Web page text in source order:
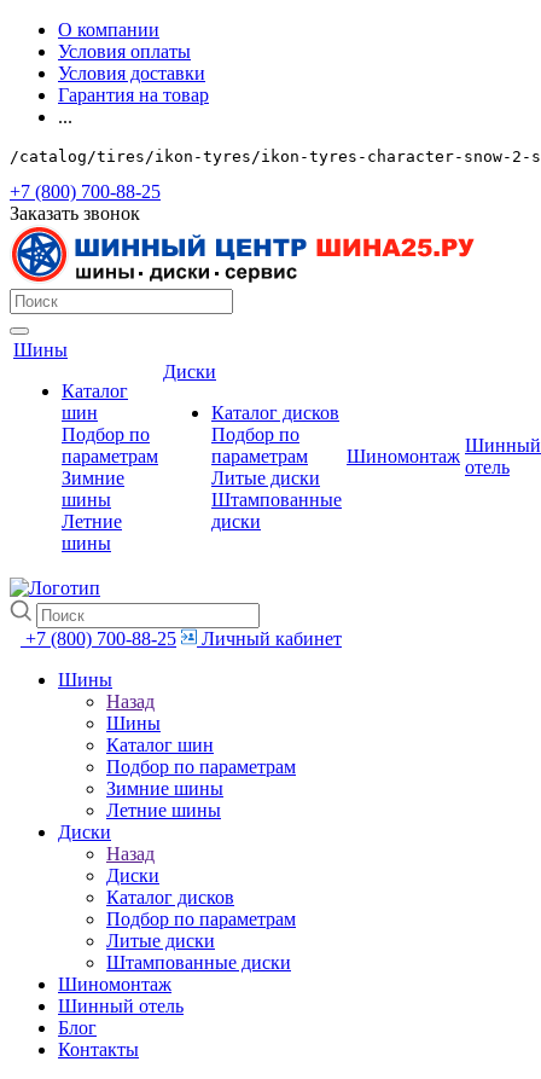
О компании
Условия оплаты
Условия доставки
Гарантия на товар
...
/catalog/tires/ikon-tyres/ikon-tyres-character-snow-2-
+7 (800) 700-88-25
Заказать звонок
Шины
Каталог
шин
Подбор по
параметрам
Зимние
шины
Летние
шины
Диски
Каталог дисков
Подбор по
параметрам
Литые диски
Штампованные
диски
Шиномонтаж
Шинный
отель
+7 (800) 700-88-25
Личный кабинет
Шины
Назад
Шины
Каталог шин
Подбор по параметрам
Зимние шины
Летние шины
Диски
Назад
Диски
Каталог дисков
Подбор по параметрам
Литые диски
Штампованные диски
Шиномонтаж
Шинный отель
Блог
Контакты